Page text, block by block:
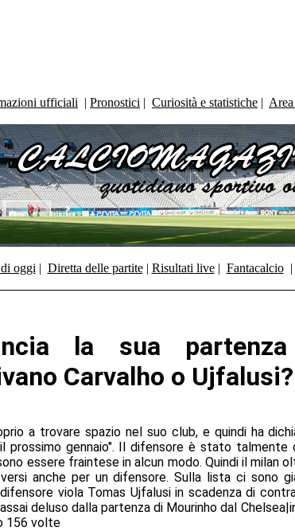
ufficiali | Pronostici | Curiosità e statistiche |
oggi | Diretta delle partite| Risultati live| Fantacalcio|
la sua
Carvalho o Ujfalusi?
a trovare spazio nel suo club, e quindi ha
prossimo gennaio". Il difensore è stato talmente
essere fraintese in alcun modo. Quindi il milan
anche per un difensore. Sulla lista ci sono
viola Tomas Ujfalusi in scadenza di
deluso dalla partenza di Mourinho dal
156 volte